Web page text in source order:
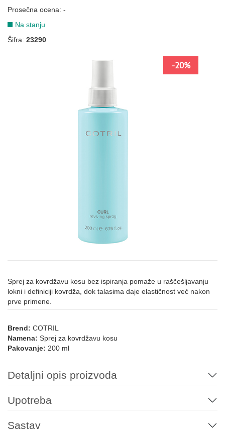
Prosečna ocena: -
Na stanju
Šifra: 23290
NOVO
-20%
Sprej za kovrdžavu kosu bez ispiranja pomaže u raščešljavanju
lokni i definiciji kovrdža, dok talasima daje elastičnost već nakon
prve primene.
Brend: COTRIL
Namena: Sprej za kovrdžavu kosu
Pakovanje: 200 ml
Detaljni opis proizvoda
Upotreba
Sastav